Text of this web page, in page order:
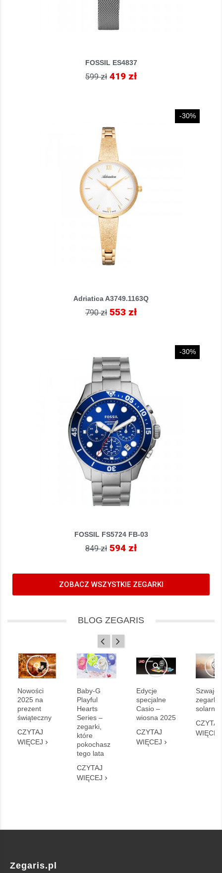
FOSSIL ES4837
599 zł 419 zł
-30%
Adriatica A3749.1163Q
790 zł 553 zł
-30%
FOSSIL FS5724 FB-03
849 zł 594 zł
ZOBACZ WSZYSTKIE ZEGARKI
BLOG ZEGARIS
Nowości
2025 na
prezent
świąteczny
CZYTAJ
WIĘCEJ
Baby-G
Playful
Hearts
Series –
zegarki,
które
pokochasz
tego lata
CZYTAJ
WIĘCEJ
Edycje
specjalne
Casio –
wiosna 2025
CZYTAJ
WIĘCEJ
zegarki
solarne
CZYTAJ
WIĘCEJ
Zegaris.pl